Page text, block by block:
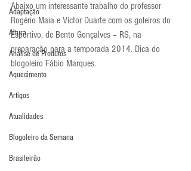
Adaptação
Altura
Análise de Produtos
Aquecimento
Artigos
Atualidades
Blogoleiro da Semana
Brasileirão
Abaixo um interessante trabalho do professor
Rogério Maia e Victor Duarte com os goleiros do
Esportivo, de Bento Gonçalves – RS, na
preparação para a temporada 2014. Dica do
blogoleiro Fábio Marques.